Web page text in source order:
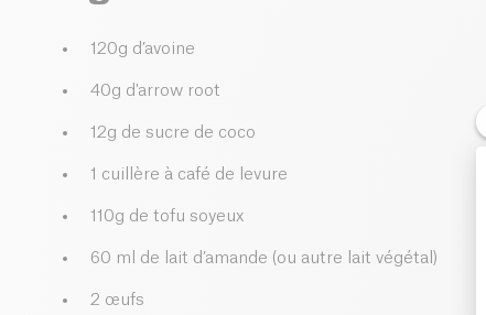
120g d’avoine
40g d'arrow root
12g de sucre de coco
1 cuillère à café de levure
110g de tofu soyeux
60 ml de lait d’amande (ou autre lait végétal)
2 œufs